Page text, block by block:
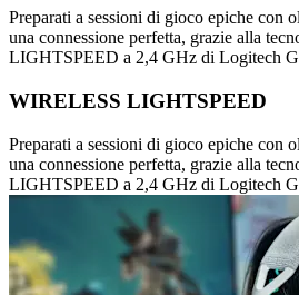
Preparati a sessioni di gioco epiche con
una connessione perfetta, grazie alla
LIGHTSPEED a 2,4 GHz di Logitech
WIRELESS LIGHTSPEED
Preparati a sessioni di gioco epiche con
una connessione perfetta, grazie alla
LIGHTSPEED a 2,4 GHz di Logitech